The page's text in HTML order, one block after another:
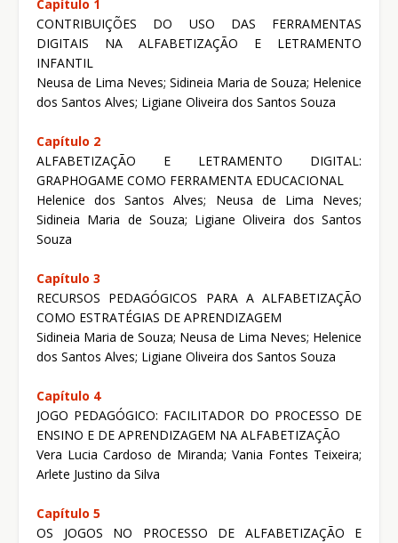
Capítulo 1
CONTRIBUIÇÕES DO USO DAS FERRAMENTAS
DIGITAIS NA ALFABETIZAÇÃO E LETRAMENTO
INFANTIL
Neusa de Lima Neves; Sidineia Maria de Souza; Helenice
dos Santos Alves; Ligiane Oliveira dos Santos Souza
Capítulo 2
ALFABETIZAÇÃO E LETRAMENTO DIGITAL:
GRAPHOGAME COMO FERRAMENTA EDUCACIONAL
Helenice dos Santos Alves; Neusa de Lima Neves;
Sidineia Maria de Souza; Ligiane Oliveira dos Santos
Souza
Capítulo 3
RECURSOS PEDAGÓGICOS PARA A ALFABETIZAÇÃO
COMO ESTRATÉGIAS DE APRENDIZAGEM
Sidineia Maria de Souza; Neusa de Lima Neves; Helenice
dos Santos Alves; Ligiane Oliveira dos Santos Souza
Capítulo 4
JOGO PEDAGÓGICO: FACILITADOR DO PROCESSO DE
ENSINO E DE APRENDIZAGEM NA ALFABETIZAÇÃO
Vera Lucia Cardoso de Miranda; Vania Fontes Teixeira;
Arlete Justino da Silva
Capítulo 5
OS JOGOS NO PROCESSO DE ALFABETIZAÇÃO E